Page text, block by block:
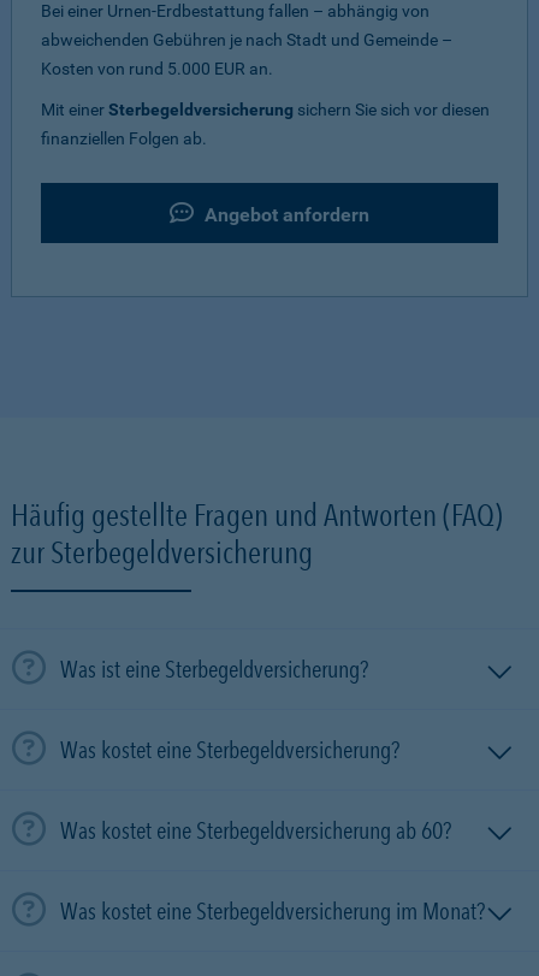
Bei einer Urnen-Erdbestattung fallen – abhängig von
abweichenden Gebühren je nach Stadt und Gemeinde –
Kosten von rund 5.000 EUR an.
Mit einerSterbegeldversicherung sichern Sie sich vor diesen
finanziellen Folgen ab.
Angebot anfordern
Häufig gestellte Fragen und Antworten (FAQ)
zur Sterbegeldversicherung
Was ist eine Sterbegeldversicherung?
Was kostet eine Sterbegeldversicherung?
Was kostet eine Sterbegeldversicherung ab 60?
Was kostet eine Sterbegeldversicherung im Monat?